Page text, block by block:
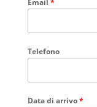
Email *
Telefono
Data di arrivo*